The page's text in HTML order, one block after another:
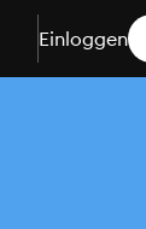
Einloggen